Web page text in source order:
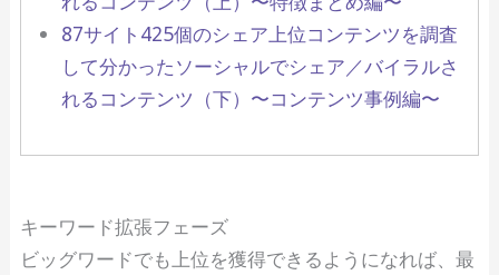
87サイト425個のシェア上位コンテンツを調査
して分かったソーシャルでシェア／バイラルさ
れるコンテンツ（下）〜コンテンツ事例編〜
キーワード拡張フェーズ
ビッグワードでも上位を獲得できるようになれば、最